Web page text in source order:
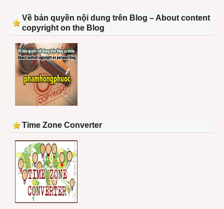
Về bản quyền nội dung trên Blog – About content
copyright on the Blog
Time Zone Converter